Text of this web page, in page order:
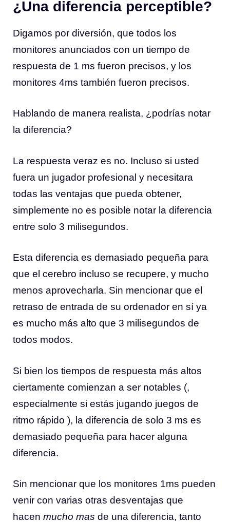
¿Una diferencia perceptible?
Digamos por diversión, que todos los
monitores anunciados con un tiempo de
respuesta de 1 ms fueron precisos, y los
monitores 4ms también fueron precisos.
Hablando de manera realista, ¿podrías notar
la diferencia?
La respuesta veraz es no. Incluso si usted
fuera un jugador profesional y necesitara
todas las ventajas que pueda obtener,
simplemente no es posible notar la diferencia
entre solo 3 milisegundos.
Esta diferencia es demasiado pequeña para
que el cerebro incluso se recupere, y mucho
menos aprovecharla. Sin mencionar que el
retraso de entrada de su ordenador en sí ya
es mucho más alto que 3 milisegundos de
todos modos.
Si bien los tiempos de respuesta más altos
ciertamente comienzan a ser notables (,
especialmente si estás jugando juegos de
ritmo rápido ), la diferencia de solo 3 ms es
demasiado pequeña para hacer alguna
diferencia.
Sin mencionar que los monitores 1ms pueden
venir con varias otras desventajas que
hacen mucho mas de una diferencia, tanto